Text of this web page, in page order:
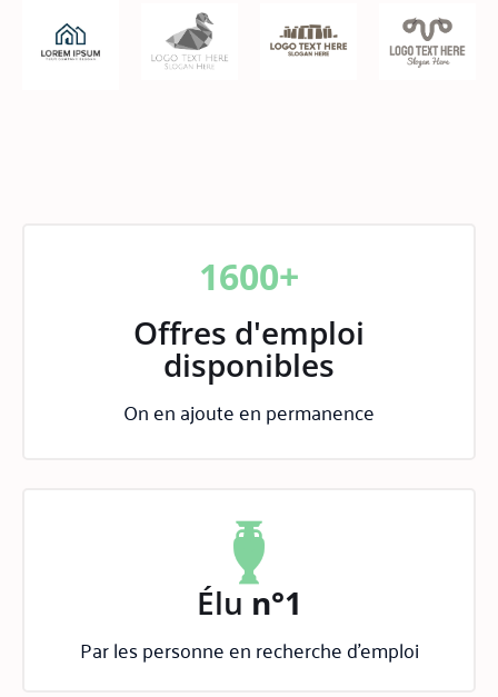
1600+
Offres d'emploi
disponibles
On en ajoute en permanence
Élu n°1
Par les personne en recherche d'emploi